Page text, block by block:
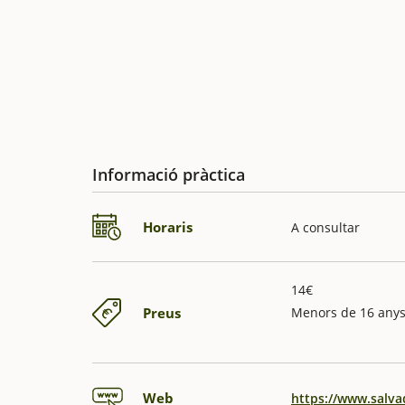
Informació pràctica
Horaris A consultar
Preus
14€
Menors de 16
Web https://